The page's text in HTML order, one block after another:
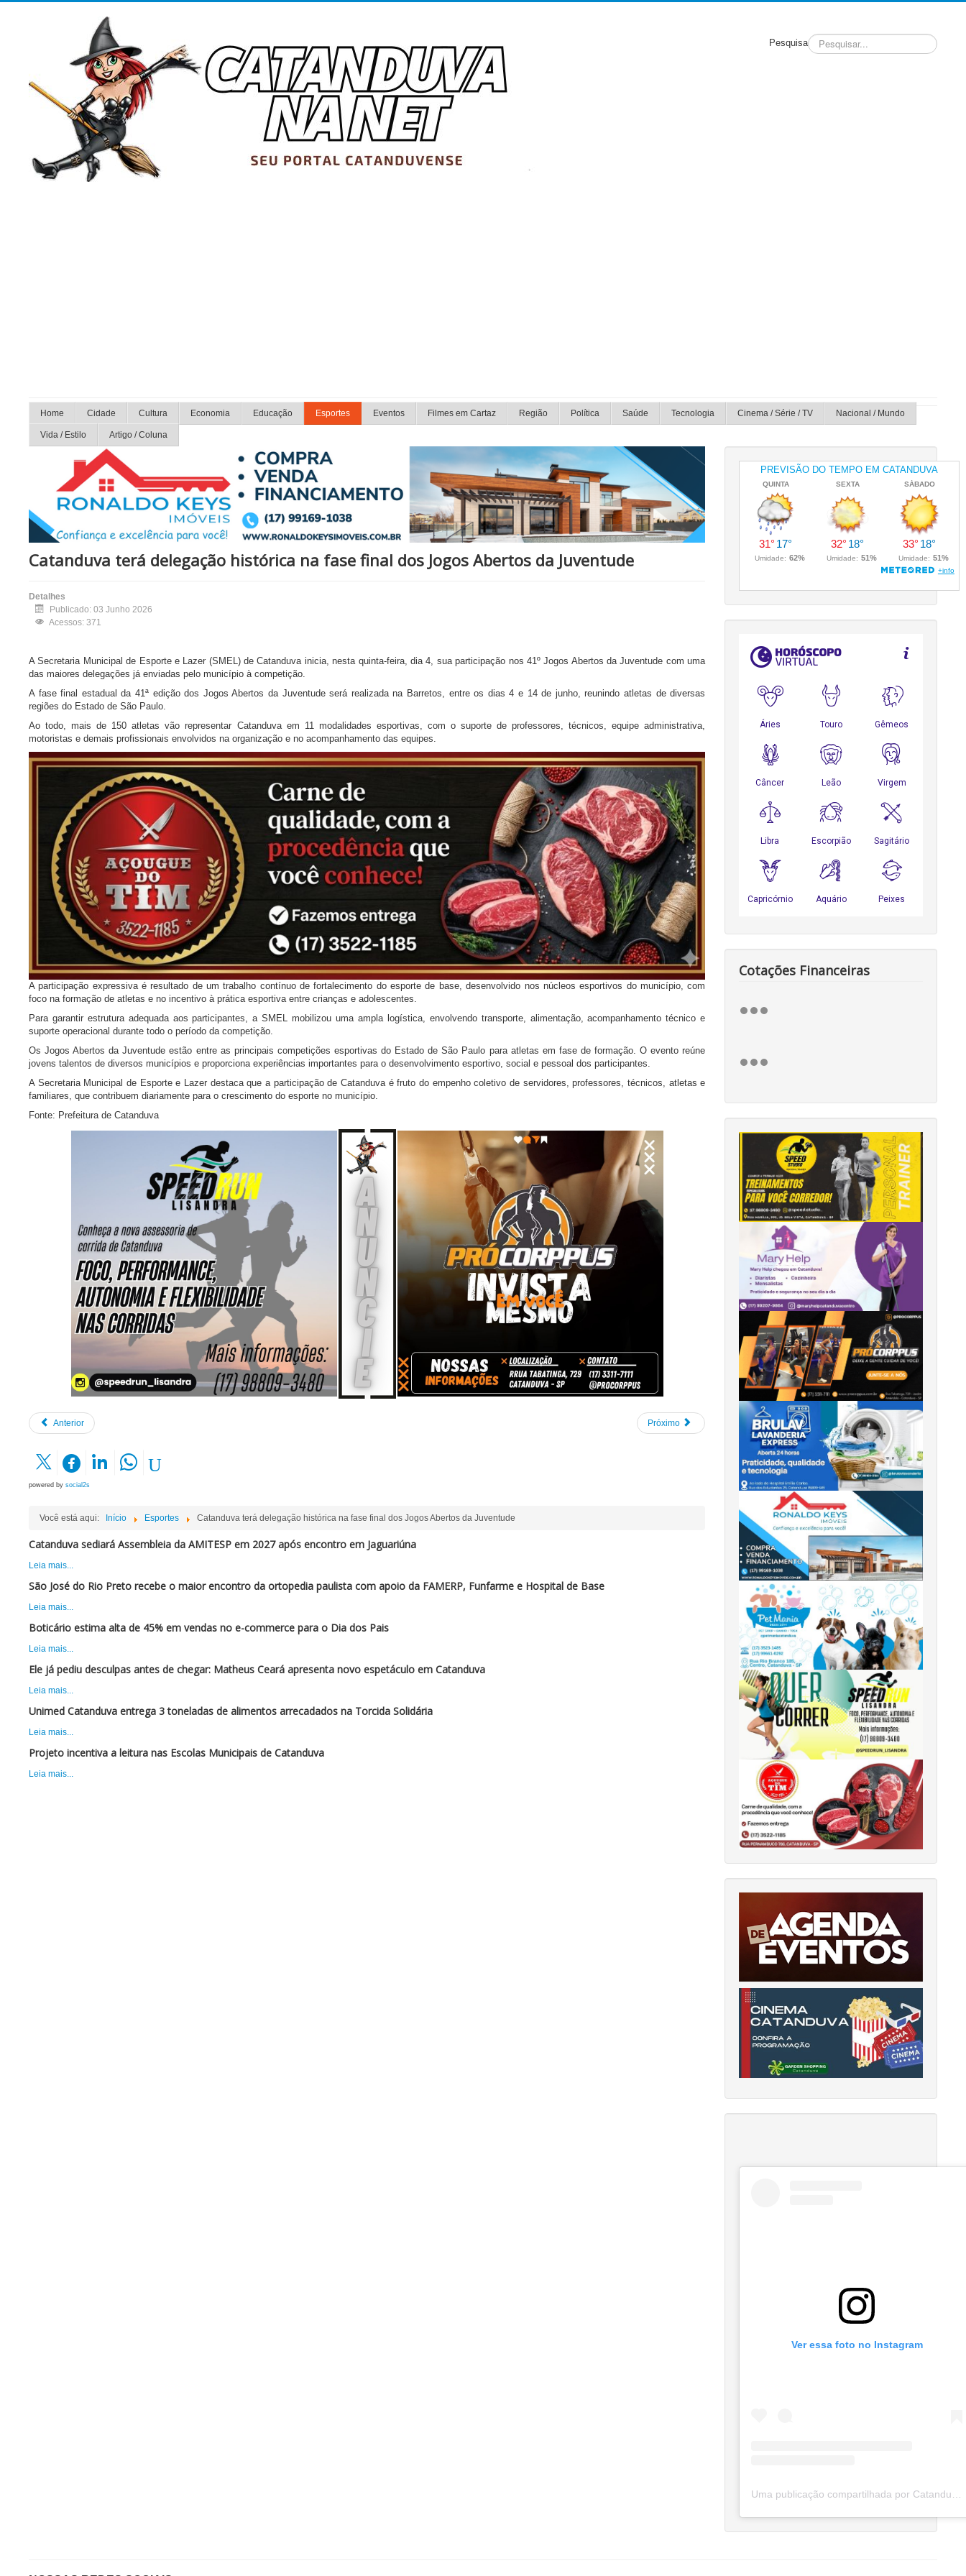
Pesquisa
Home Cidade Cultura Economia Educação Esportes Eventos Filmes em Cartaz Região Política Saúde Tecnologia Cinema / Série / TV Nacional / Mundo
Vida / Estilo Artigo / Coluna
Catanduva terá delegação histórica na fase final dos Jogos Abertos da Juventude
Detalhes
Publicado: 03 Junho 2026
Acessos: 371
A Secretaria Municipal de Esporte e Lazer (SMEL) de Catanduva inicia, nesta quinta-feira, dia 4, sua participação nos 41º Jogos Abertos da Juventude com uma
das maiores delegações já enviadas pelo município à competição.
A fase final estadual da 41ª edição dos Jogos Abertos da Juventude será realizada na Barretos, entre os dias 4 e 14 de junho, reunindo atletas de diversas
regiões do Estado de São Paulo.
Ao todo, mais de 150 atletas vão representar Catanduva em 11 modalidades esportivas, com o suporte de professores, técnicos, equipe administrativa,
motoristas e demais profissionais envolvidos na organização e no acompanhamento das equipes.
A participação expressiva é resultado de um trabalho contínuo de fortalecimento do esporte de base, desenvolvido nos núcleos esportivos do município, com
foco na formação de atletas e no incentivo à prática esportiva entre crianças e adolescentes.
Para garantir estrutura adequada aos participantes, a SMEL mobilizou uma ampla logística, envolvendo transporte, alimentação, acompanhamento técnico e
suporte operacional durante todo o período da competição.
Os Jogos Abertos da Juventude estão entre as principais competições esportivas do Estado de São Paulo para atletas em fase de formação. O evento reúne
jovens talentos de diversos municípios e proporciona experiências importantes para o desenvolvimento esportivo, social e pessoal dos participantes.
A Secretaria Municipal de Esporte e Lazer destaca que a participação de Catanduva é fruto do empenho coletivo de servidores, professores, técnicos, atletas e
familiares, que contribuem diariamente para o crescimento do esporte no município.
Fonte: Prefeitura de Catanduva
Anterior Próximo
powered by social2s
Você está aqui: Início Esportes Catanduva terá delegação histórica na fase final dos Jogos Abertos da Juventude
Catanduva sediará Assembleia da AMITESP em 2027 após encontro em Jaguariúna
Leia mais...
São José do Rio Preto recebe o maior encontro da ortopedia paulista com apoio da FAMERP, Funfarme e Hospital de Base
Leia mais...
Boticário estima alta de 45% em vendas no e-commerce para o Dia dos Pais
Leia mais...
Ele já pediu desculpas antes de chegar: Matheus Ceará apresenta novo espetáculo em Catanduva
Leia mais...
Unimed Catanduva entrega 3 toneladas de alimentos arrecadados na Torcida Solidária
Leia mais...
Projeto incentiva a leitura nas Escolas Municipais de Catanduva
Leia mais...
Cotações Financeiras
Ver essa foto no Instagram